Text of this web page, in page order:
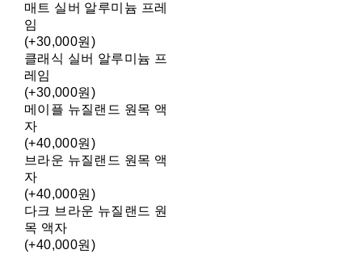
매트 실버 알루미늄 프레
임
(+30,000원)
클래식 실버 알루미늄 프
레임
(+30,000원)
메이플 뉴질랜드 원목 액
자
(+40,000원)
브라운 뉴질랜드 원목 액
자
(+40,000원)
다크 브라운 뉴질랜드 원
목 액자
(+40,000원)